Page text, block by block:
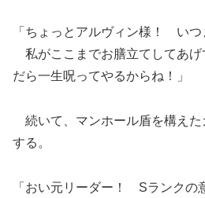
「ちょっとアルヴィン様！ いつ
私がここまでお膳立てしてあげ
だら一生呪ってやるからね！」
続いて、マンホール盾を構えた
する。
「おい元リーダー！ Sランクの